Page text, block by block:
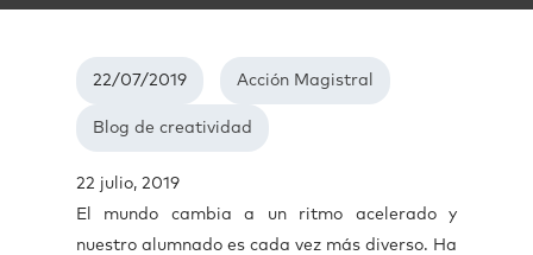
22/07/2019 Acción Magistral
Blog de creatividad
22 julio, 2019
El mundo cambia a un ritmo acelerado y
nuestro alumnado es cada vez más diverso. Ha